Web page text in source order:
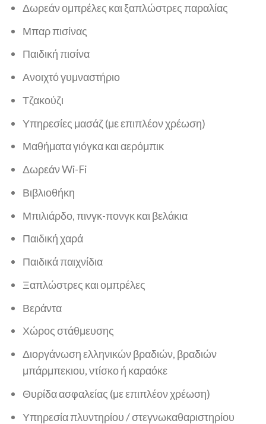
Δωρεάν ομπρέλες και ξαπλώστρες παραλίας
Μπαρ πισίνας
Παιδική πισίνα
Ανοιχτό γυμναστήριο
Τζακούζι
Υπηρεσίες μασάζ (με επιπλέον χρέωση)
Μαθήματα γιόγκα και αερόμπικ
Δωρεάν Wi-Fi
Βιβλιοθήκη
Μπιλιάρδο, πινγκ-πονγκ και βελάκια
Παιδική χαρά
Παιδικά παιχνίδια
Ξαπλώστρες και ομπρέλες
Βεράντα
Χώρος στάθμευσης
Διοργάνωση ελληνικών βραδιών, βραδιών
μπάρμπεκιου, ντίσκο ή καραόκε
Θυρίδα ασφαλείας (με επιπλέον χρέωση)
Υπηρεσία πλυντηρίου / στεγνωκαθαριστηρίου